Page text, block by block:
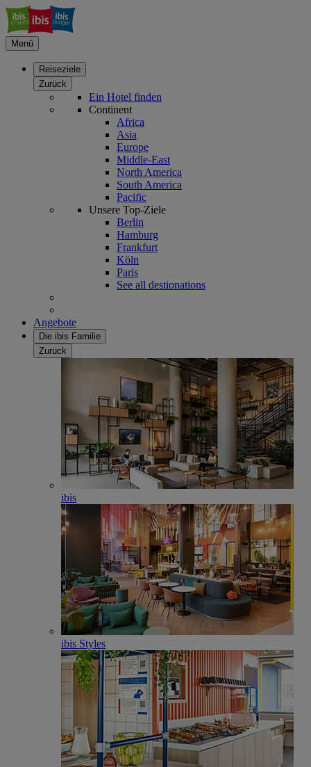
Menü
Reiseziele
Zurück
Ein Hotel finden
Continent
Africa
Asia
Europe
Middle-East
North America
South America
Pacific
Unsere Top-Ziele
Berlin
Hamburg
Frankfurt
Köln
Paris
See all destionations
Angebote
Die ibis Familie
Zurück
ibis
ibis Styles